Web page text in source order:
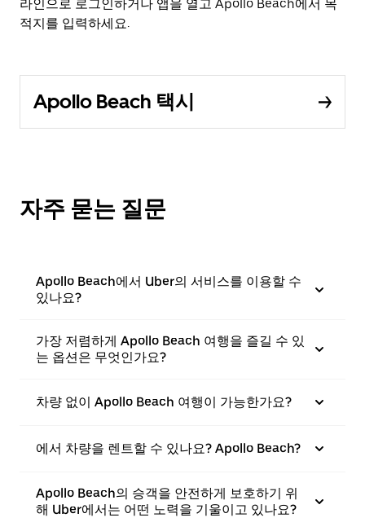
라인으로 로그인하거나 앱을 열고 Apollo Beach에서 목
적지를 입력하세요.
Apollo Beach 택시
자주 묻는 질문
Apollo Beach에서 Uber의 서비스를 이용할 수
있나요?
가장 저렴하게 Apollo Beach 여행을 즐길 수 있
는 옵션은 무엇인가요?
차량 없이 Apollo Beach 여행이 가능한가요?
에서 차량을 렌트할 수 있나요? Apollo Beach?
Apollo Beach의 승객을 안전하게 보호하기 위
해 Uber에서는 어떤 노력을 기울이고 있나요?